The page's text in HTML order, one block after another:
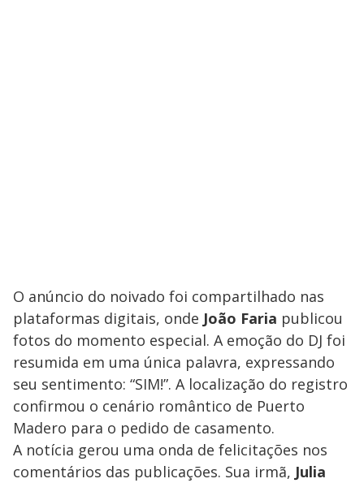
O anúncio do noivado foi compartilhado nas
plataformas digitais, onde João Faria publicou
fotos do momento especial. A emoção do DJ foi
resumida em uma única palavra, expressando
seu sentimento: “SIM!”. A localização do registro
confirmou o cenário romântico de Puerto
Madero para o pedido de casamento.
A notícia gerou uma onda de felicitações nos
comentários das publicações. Sua irmã, Julia